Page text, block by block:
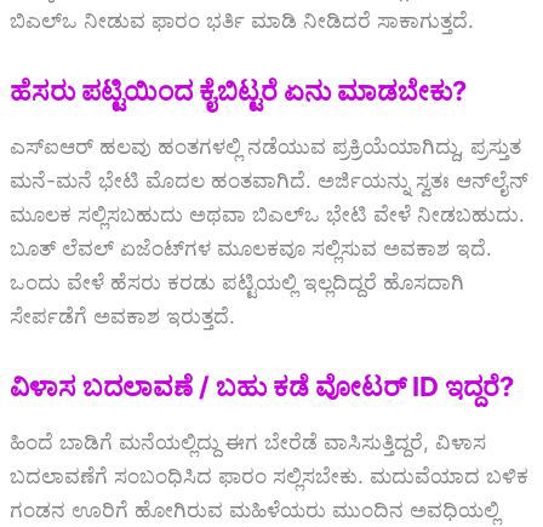
ಬಿಎಲ್‌ಒ ನೀಡುವ ಫಾರಂ ಭರ್ತಿ ಮಾಡಿ ನೀಡಿದರೆ ಸಾಕಾಗುತ್ತದೆ.
ಹೆಸರು ಪಟ್ಟಿಯಿಂದ ಕೈಬಿಟ್ಟರೆ ಏನು ಮಾಡಬೇಕು?
ಎಸ್‌ಐಆರ್‌ ಹಲವು ಹಂತಗಳಲ್ಲಿ ನಡೆಯುವ ಪ್ರಕ್ರಿಯೆಯಾಗಿದ್ದು, ಪ್ರಸ್ತುತ
ಮನೆ-ಮನೆ ಭೇಟಿ ಮೊದಲ ಹಂತವಾಗಿದೆ. ಅರ್ಜಿಯನ್ನು ಸ್ವತಃ ಆನ್‌ಲೈನ್
ಮೂಲಕ ಸಲ್ಲಿಸಬಹುದು ಅಥವಾ ಬಿಎಲ್‌ಒ ಭೇಟಿ ವೇಳೆ ನೀಡಬಹುದು.
ಬೂತ್ ಲೆವಲ್ ಏಜೆಂಟ್‌ಗಳ ಮೂಲಕವೂ ಸಲ್ಲಿಸುವ ಅವಕಾಶ ಇದೆ.
ಒಂದು ವೇಳೆ ಹೆಸರು ಕರಡು ಪಟ್ಟಿಯಲ್ಲಿ ಇಲ್ಲದಿದ್ದರೆ ಹೊಸದಾಗಿ
ಸೇರ್ಪಡೆಗೆ ಅವಕಾಶ ಇರುತ್ತದೆ.
ವಿಳಾಸ ಬದಲಾವಣೆ / ಬಹು ಕಡೆ ವೋಟರ್ ID ಇದ್ದರೆ?
ಹಿಂದೆ ಬಾಡಿಗೆ ಮನೆಯಲ್ಲಿದ್ದು ಈಗ ಬೇರೆಡೆ ವಾಸಿಸುತ್ತಿದ್ದರೆ, ವಿಳಾಸ
ಬದಲಾವಣೆಗೆ ಸಂಬಂಧಿಸಿದ ಫಾರಂ ಸಲ್ಲಿಸಬೇಕು. ಮದುವೆಯಾದ ಬಳಿಕ
ಗಂಡನ ಊರಿಗೆ ಹೋಗಿರುವ ಮಹಿಳೆಯರು ಮುಂದಿನ ಅವಧಿಯಲ್ಲಿ